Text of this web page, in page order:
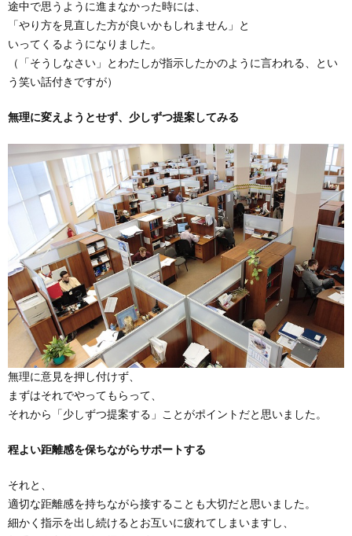
途中で思うように進まなかった時には、
「やり方を見直した方が良いかもしれません」と
いってくるようになりました。
（「そうしなさい」とわたしが指示したかのように言われる、とい
う笑い話付きですが）
無理に変えようとせず、少しずつ提案してみる
無理に意見を押し付けず、
まずはそれでやってもらって、
それから「少しずつ提案する」ことがポイントだと思いました。
程よい距離感を保ちながらサポートする
それと、
適切な距離感を持ちながら接することも大切だと思いました。
細かく指示を出し続けるとお互いに疲れてしまいますし、